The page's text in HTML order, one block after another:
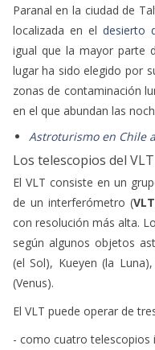
Paranal en la ciudad de
localizada en eldesierto
igual que la mayor parte
lugar ha sido elegido por
zonas de contaminación
en el que abundan las
Astroturismo en Chile
Los telescopios del VLT
El VLT consiste en un
de un interferómetro (
con resolución más alta.
según algunos objetos
(el Sol), Kueyen (la
(Venus).
El VLT puede operar de
- como cuatro telescopios